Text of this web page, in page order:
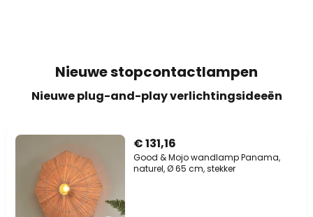
Nieuwe stopcontactlampen
Nieuwe plug-and-play verlichtingsideeën
€ 131,16
Good & Mojo wandlamp Panama,
naturel, Ø 65 cm, stekker